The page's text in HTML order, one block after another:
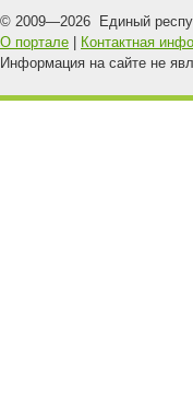
© 2009—2026 Единый
О портале
Контактная
Информация на сайте не